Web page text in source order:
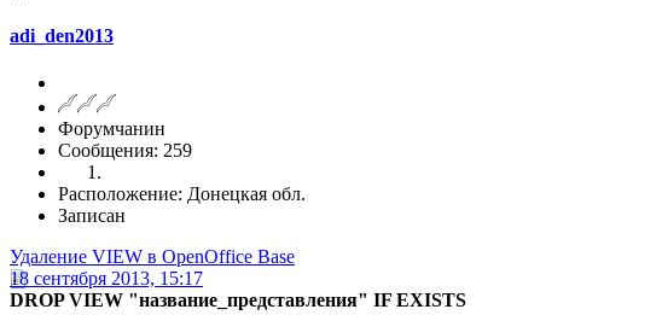
adi_den2013
Форумчанин
Сообщения: 259
Расположение: Донецкая обл.
Записан
Удаление VIEW в OpenOffice Base
18 сентября 2013, 15:17
DROP VIEW "название_представления" IF EXISTS